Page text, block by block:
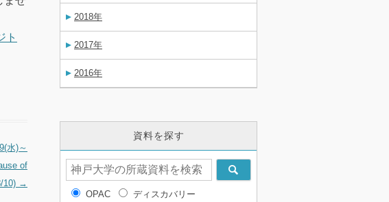
ト
水)～
of
10) →
2018年
2017年
2016年
資料を探す
OPAC
ディスカバリー